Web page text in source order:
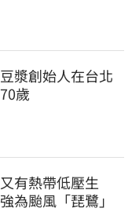
漿創始人在台北
歲
有熱帶低壓生
颱風「琵鷺」